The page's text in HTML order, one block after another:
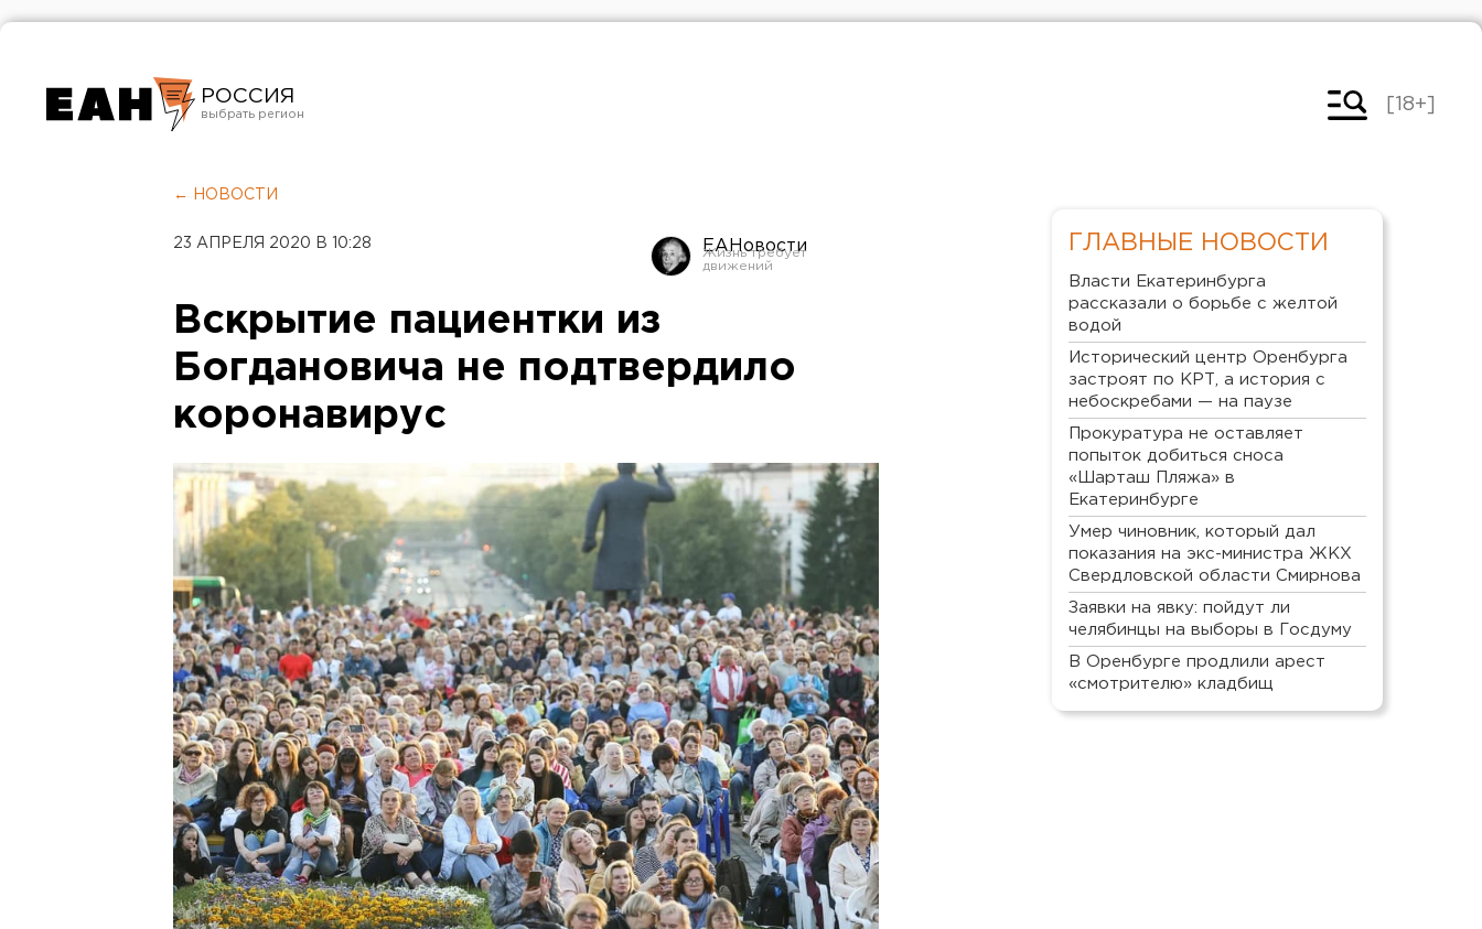
РОССИЯ
Челябинск
[18+]
← НОВОСТИ
23 АПРЕЛЯ 2020 В 10:28 ЕАНовости
Вскрытие пациентки из
Богдановича не подтвердило
коронавирус
ГЛАВНЫЕ НОВОСТИ
Власти Екатеринбурга
рассказали о борьбе с желтой
водой
Исторический центр Оренбурга
застроят по КРТ, а история с
небоскребами — на паузе
Прокуратура не оставляет
попыток добиться сноса
«Шарташ Пляжа» в
Екатеринбурге
Умер чиновник, который дал
показания на экс-министра ЖКХ
Свердловской области Смирнова
Заявки на явку: пойдут ли
челябинцы на выборы в Госдуму
В Оренбурге продлили арест
«смотрителю» кладбищ